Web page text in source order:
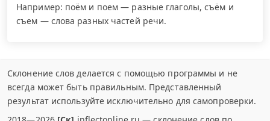
Например: поём и поем — разные глаголы, съём и
съем — слова разных частей речи.
Склонение слов делается с помощью программы и не
всегда может быть правильным. Представленный
результат используйте исключительно для самопроверки.